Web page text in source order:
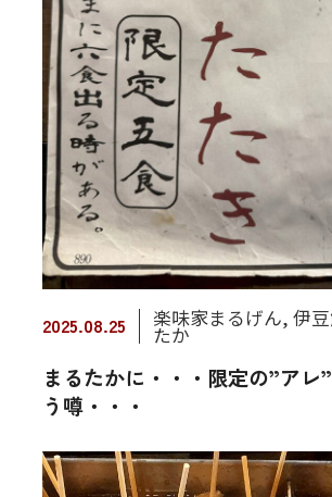
2025.08.25 楽味家まるげん, 伊
たか
まるたかに・・・限定の”アレ
う噂・・・